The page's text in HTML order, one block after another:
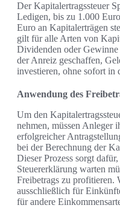
Der Kapitalertragssteuer
Ledigen, bis zu 1.000
Euro an Kapitalerträgen
gilt für alle Arten von
Dividenden oder
der Anreiz geschaffen,
investieren, ohne sofort in
Anwendung des
Um den
nehmen, müssen Anleger
erfolgreicher
bei der Berechnung der
Dieser Prozess sorgt
Steuererklärung warten
Freibetrags zu profitieren.
ausschließlich für
für andere